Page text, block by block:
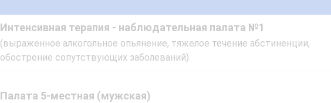
Интенсивная терапия - наблюдательная палата №1
(выраженное алкогольное опьянение, тяжелое течение абстиненции,
обострение cопутствующих заболеваний)
Палата 5-местная (мужская)